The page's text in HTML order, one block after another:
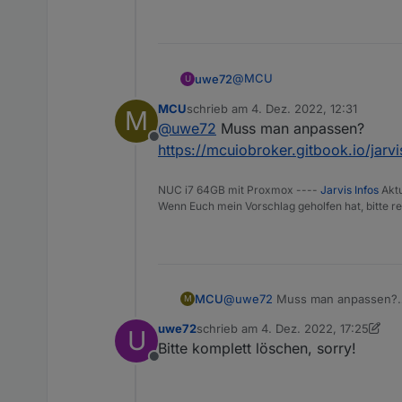
U uwe72@MCU
Ich wollte mal fragen, ob es
Ich möchte pro Gartenlampe
M
Offline
MCUschrieb am 4. Dez. 2022, 12:31
zuletzt editiert von
@uwe72 Muss man anpassen?
https://mcuiobroker.gitbook.io/
NUC i7 64GB mit Proxmox ---- Jarvis Infos
Wenn Euch mein Vorschlag geholfen hat, bitte
M MCU@uwe72 Muss man anpassen?
U
Offline
uwe72schrieb am 4. Dez. 2022, 17:25
zuletzt editiert von uwe7212. Apr.
Bitte komplett löschen, sorry!